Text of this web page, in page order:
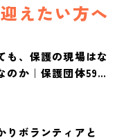
えたい方へ
も、保護の現場はな
のか｜保護団体59団
保護犬・保護猫白書
りボランティアと